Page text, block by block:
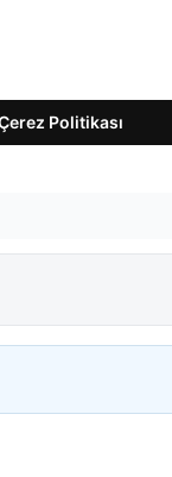
Politikası